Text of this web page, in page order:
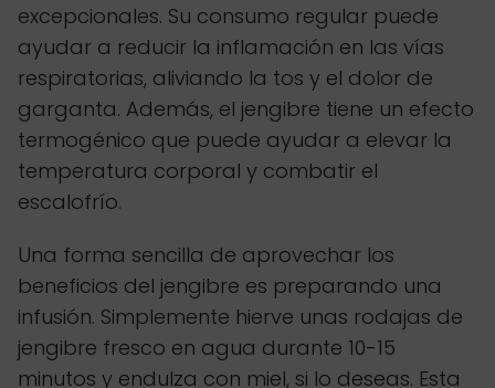
excepcionales. Su consumo regular puede
ayudar a reducir la inflamación en las vías
respiratorias, aliviando la tos y el dolor de
garganta. Además, el jengibre tiene un efecto
termogénico que puede ayudar a elevar la
temperatura corporal y combatir el
escalofrío.
Una forma sencilla de aprovechar los
beneficios del jengibre es preparando una
infusión. Simplemente hierve unas rodajas de
jengibre fresco en agua durante 10-15
minutos y endulza con miel, si lo deseas. Esta